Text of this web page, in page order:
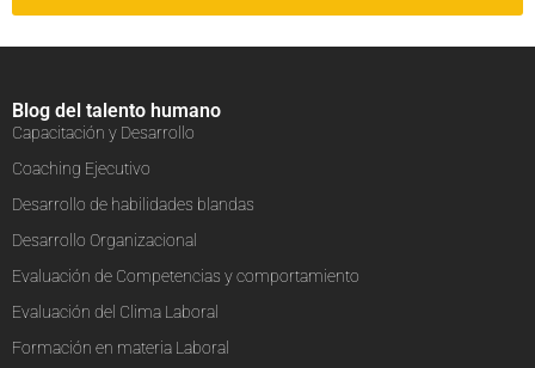
Blog del talento humano
Capacitación y Desarrollo
Coaching Ejecutivo
Desarrollo de habilidades blandas
Desarrollo Organizacional
Evaluación de Competencias y comportamiento
Evaluación del Clima Laboral
Formación en materia Laboral